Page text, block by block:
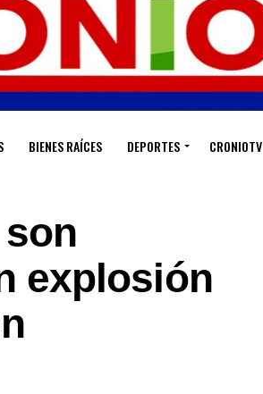
BIENES RAÍCES DEPORTES CRONIOTV
explosión